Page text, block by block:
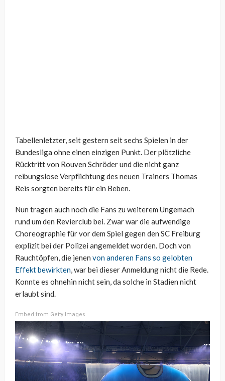
Tabellenletzter, seit gestern seit sechs Spielen in der
Bundesliga ohne einen einzigen Punkt. Der plötzliche
Rücktritt von Rouven Schröder und die nicht ganz
reibungslose Verpflichtung des neuen Trainers Thomas
Reis sorgten bereits für ein Beben.
Nun tragen auch noch die Fans zu weiterem Ungemach
rund um den Revierclub bei. Zwar war die aufwendige
Choreographie für vor dem Spiel gegen den SC Freiburg
explizit bei der Polizei angemeldet worden. Doch von
Rauchtöpfen, die jenen von anderen Fans so gelobten
Effekt bewirkten, war bei dieser Anmeldung nicht die Rede.
Konnte es ohnehin nicht sein, da solche in Stadien nicht
erlaubt sind.
Embed from Getty Images